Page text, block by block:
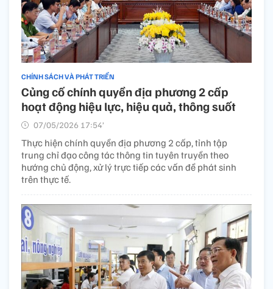
CHÍNH SÁCH VÀ PHÁT TRIỂN
Củng cố chính quyền địa phương 2 cấp
hoạt động hiệu lực, hiệu quả, thông suốt
07/05/2026 17:54’
Thực hiện chính quyền địa phương 2 cấp, tỉnh tập
trung chỉ đạo công tác thông tin tuyên truyền theo
hướng chủ động, xử lý trực tiếp các vấn đề phát sinh
trên thực tế.